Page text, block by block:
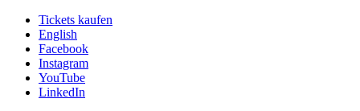
Tickets kaufen
English
Facebook
Instagram
YouTube
LinkedIn